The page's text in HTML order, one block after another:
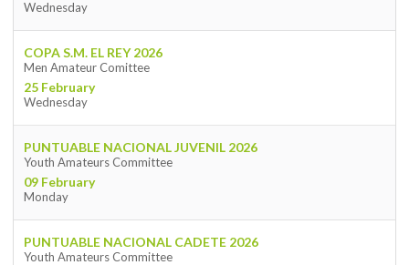
Wednesday
COPA S.M. EL REY 2026
Men Amateur Comittee
25 February
Wednesday
PUNTUABLE NACIONAL JUVENIL 2026
Youth Amateurs Committee
09 February
Monday
PUNTUABLE NACIONAL CADETE 2026
Youth Amateurs Committee